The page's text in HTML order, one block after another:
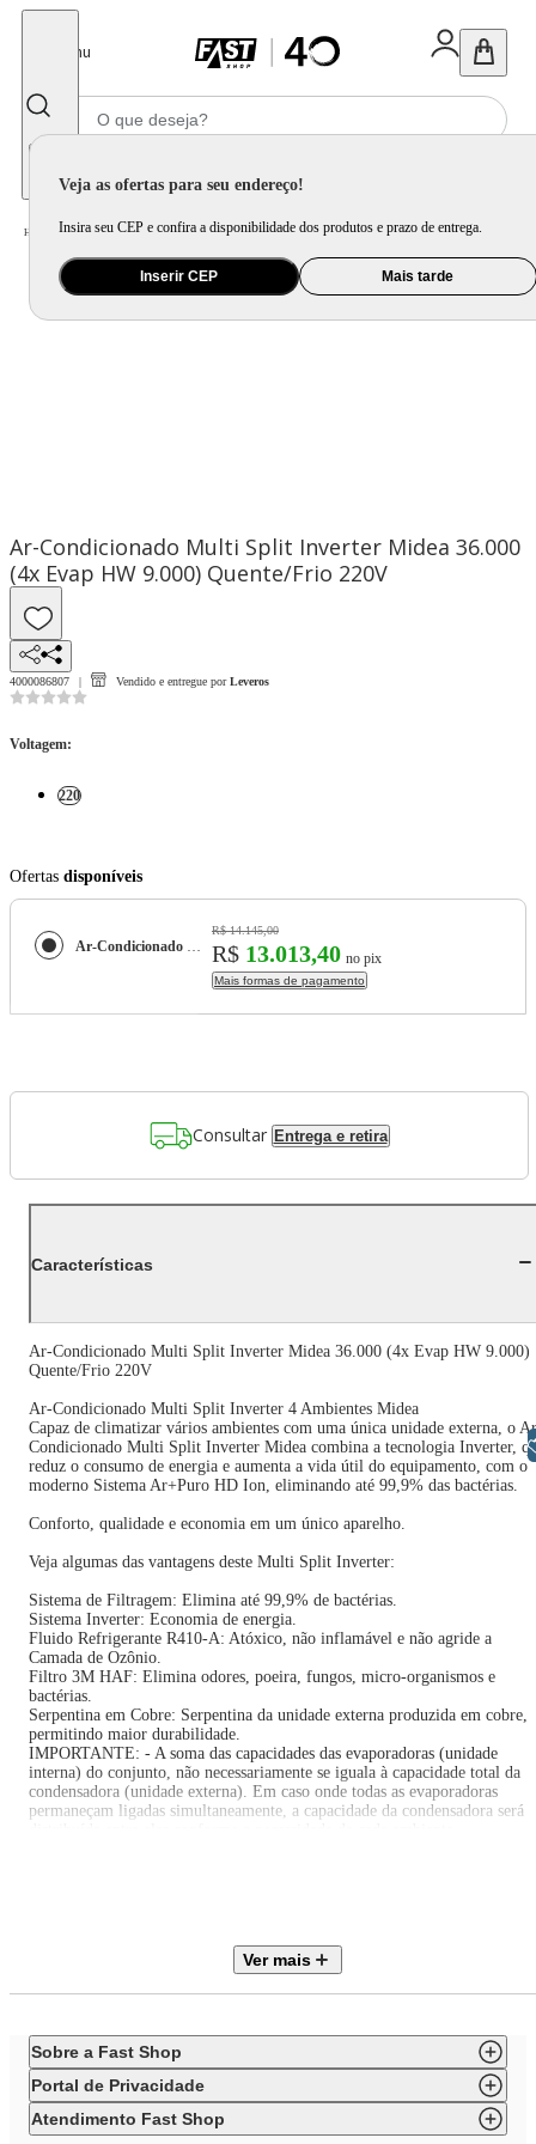
Menu
Veja as ofertas para seu endereço!
Insira seu CEP e confira a disponibilidade dos produtos e prazo de entrega.
Inserir CEP Mais tarde
Home Ar e Ventilação / Ar Condicionado
Ar-Condicionado Multi Split Inverter Midea 36.000
(4x Evap HW 9.000) Quente/Frio 220V
4000086807 Vendido e entregue por Leveros
Voltagem:
220
Ofertas disponíveis
Ar-Condicionado Multi Split Inverter Midea 36.000 (4x Evap HW 9.000) Quente/Frio 220V
R$ 14.145,00
R$ 13.013,40 no pix
Mais formas de pagamento
Consultar Entrega e retira
Características
Ar-Condicionado Multi Split Inverter Midea 36.000 (4x Evap HW 9.000)
Quente/Frio 220V
Ar-Condicionado Multi Split Inverter 4 Ambientes Midea
Capaz de climatizar vários ambientes com uma única unidade externa, o
Condicionado Multi Split Inverter Midea combina a tecnologia Inverter,
reduz o consumo de energia e aumenta a vida útil do equipamento, com o
moderno Sistema Ar+Puro HD Ion, eliminando até 99,9% das bactérias.
Conforto, qualidade e economia em um único aparelho.
Veja algumas das vantagens deste Multi Split Inverter:
Sistema de Filtragem: Elimina até 99,9% de bactérias.
Sistema Inverter: Economia de energia.
Fluido Refrigerante R410-A: Atóxico, não inflamável e não agride a
Camada de Ozônio.
Filtro 3M HAF: Elimina odores, poeira, fungos, micro-organismos e
bactérias.
Serpentina em Cobre: Serpentina da unidade externa produzida em cobre,
permitindo maior durabilidade.
IMPORTANTE: - A soma das capacidades das evaporadoras (unidade
interna) do conjunto, não necessariamente se iguala à capacidade total da
condensadora (unidade externa). Em caso onde todas as evaporadoras
permaneçam ligadas simultaneamente, a capacidade da condensadora será
4 (Quatro) Controles remoto,
1 (Uma) Condensadora 36.000 BTU/h.
Especificações Técnicas:
Marca: Midea
Ver mais
Sobre a Fast Shop
Portal de Privacidade
Atendimento Fast Shop
Libras